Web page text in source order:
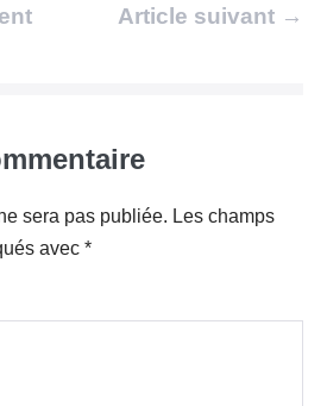
Article suivant →
sera pas publiée. Les champs
avec *